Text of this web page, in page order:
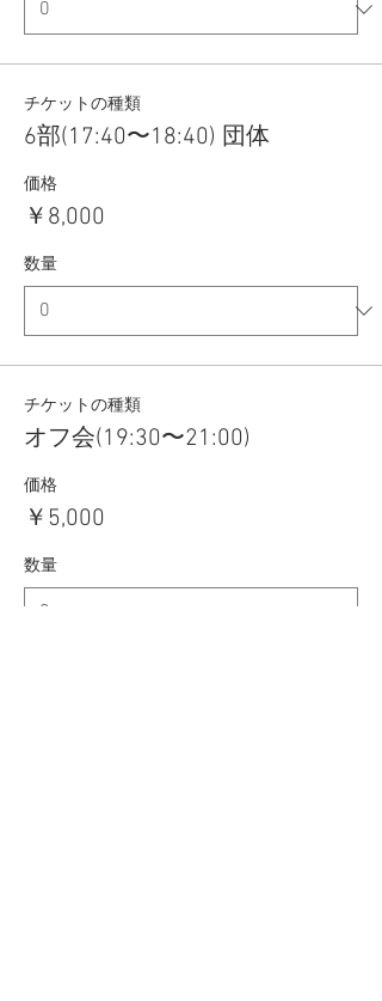
チケットの種類
6部(17:40〜18:40) 団体
価格
￥8,000
数量
チケットの種類
オフ会(19:30〜21:00)
価格
￥5,000
数量